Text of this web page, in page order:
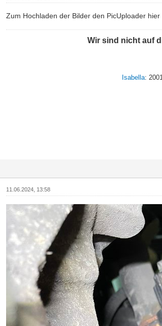
Zum Hochladen der Bilder den PicUploader
Wir sind nicht auf
Isabella:
11.06.2024, 13:58